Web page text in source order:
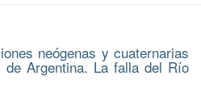
neógenas y cuaternarias
Argentina. La falla del Río